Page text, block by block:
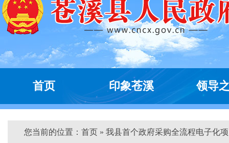
首页 印象苍溪 领导
您当前的位置： 首页 » 我县首个政府采购全流程电子化